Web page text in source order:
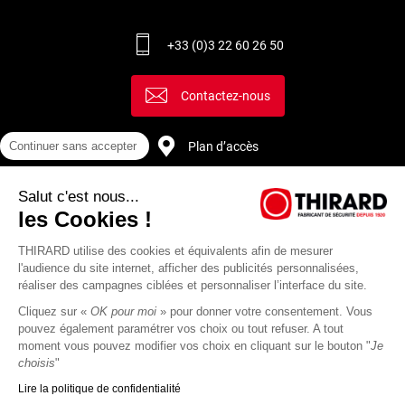
+33 (0)3 22 60 26 50
Contactez-nous
Plan d’accès
Continuer sans accepter
Salut c'est nous...
les Cookies !
THIRARD utilise des cookies et équivalents afin de mesurer
l'audience du site internet, afficher des publicités personnalisées,
réaliser des campagnes ciblées et personnaliser l’interface du site.
Cliquez sur « OK pour moi » pour donner votre consentement. Vous
pouvez également paramétrer vos choix ou tout refuser. A tout
moment vous pouvez modifier vos choix en cliquant sur le bouton "Je
choisis"
Lire la politique de confidentialité